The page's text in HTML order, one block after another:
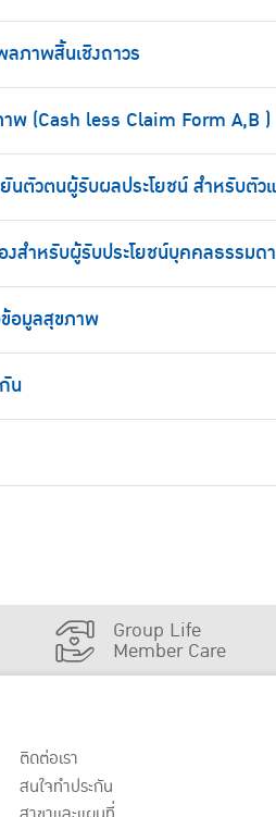
ภาพสิ้นเชิงถาวร
พ (Cash less Claim Form A,B )
ตัวตนผู้รับผลประโยชน์ สำหรับตัว
สำหรับผู้รับประโยชน์บุคคลธรรมดา
อมูลสุขภาพ
น
Group Life
Member Care
ติดต่อเรา
สนใจทำประกัน